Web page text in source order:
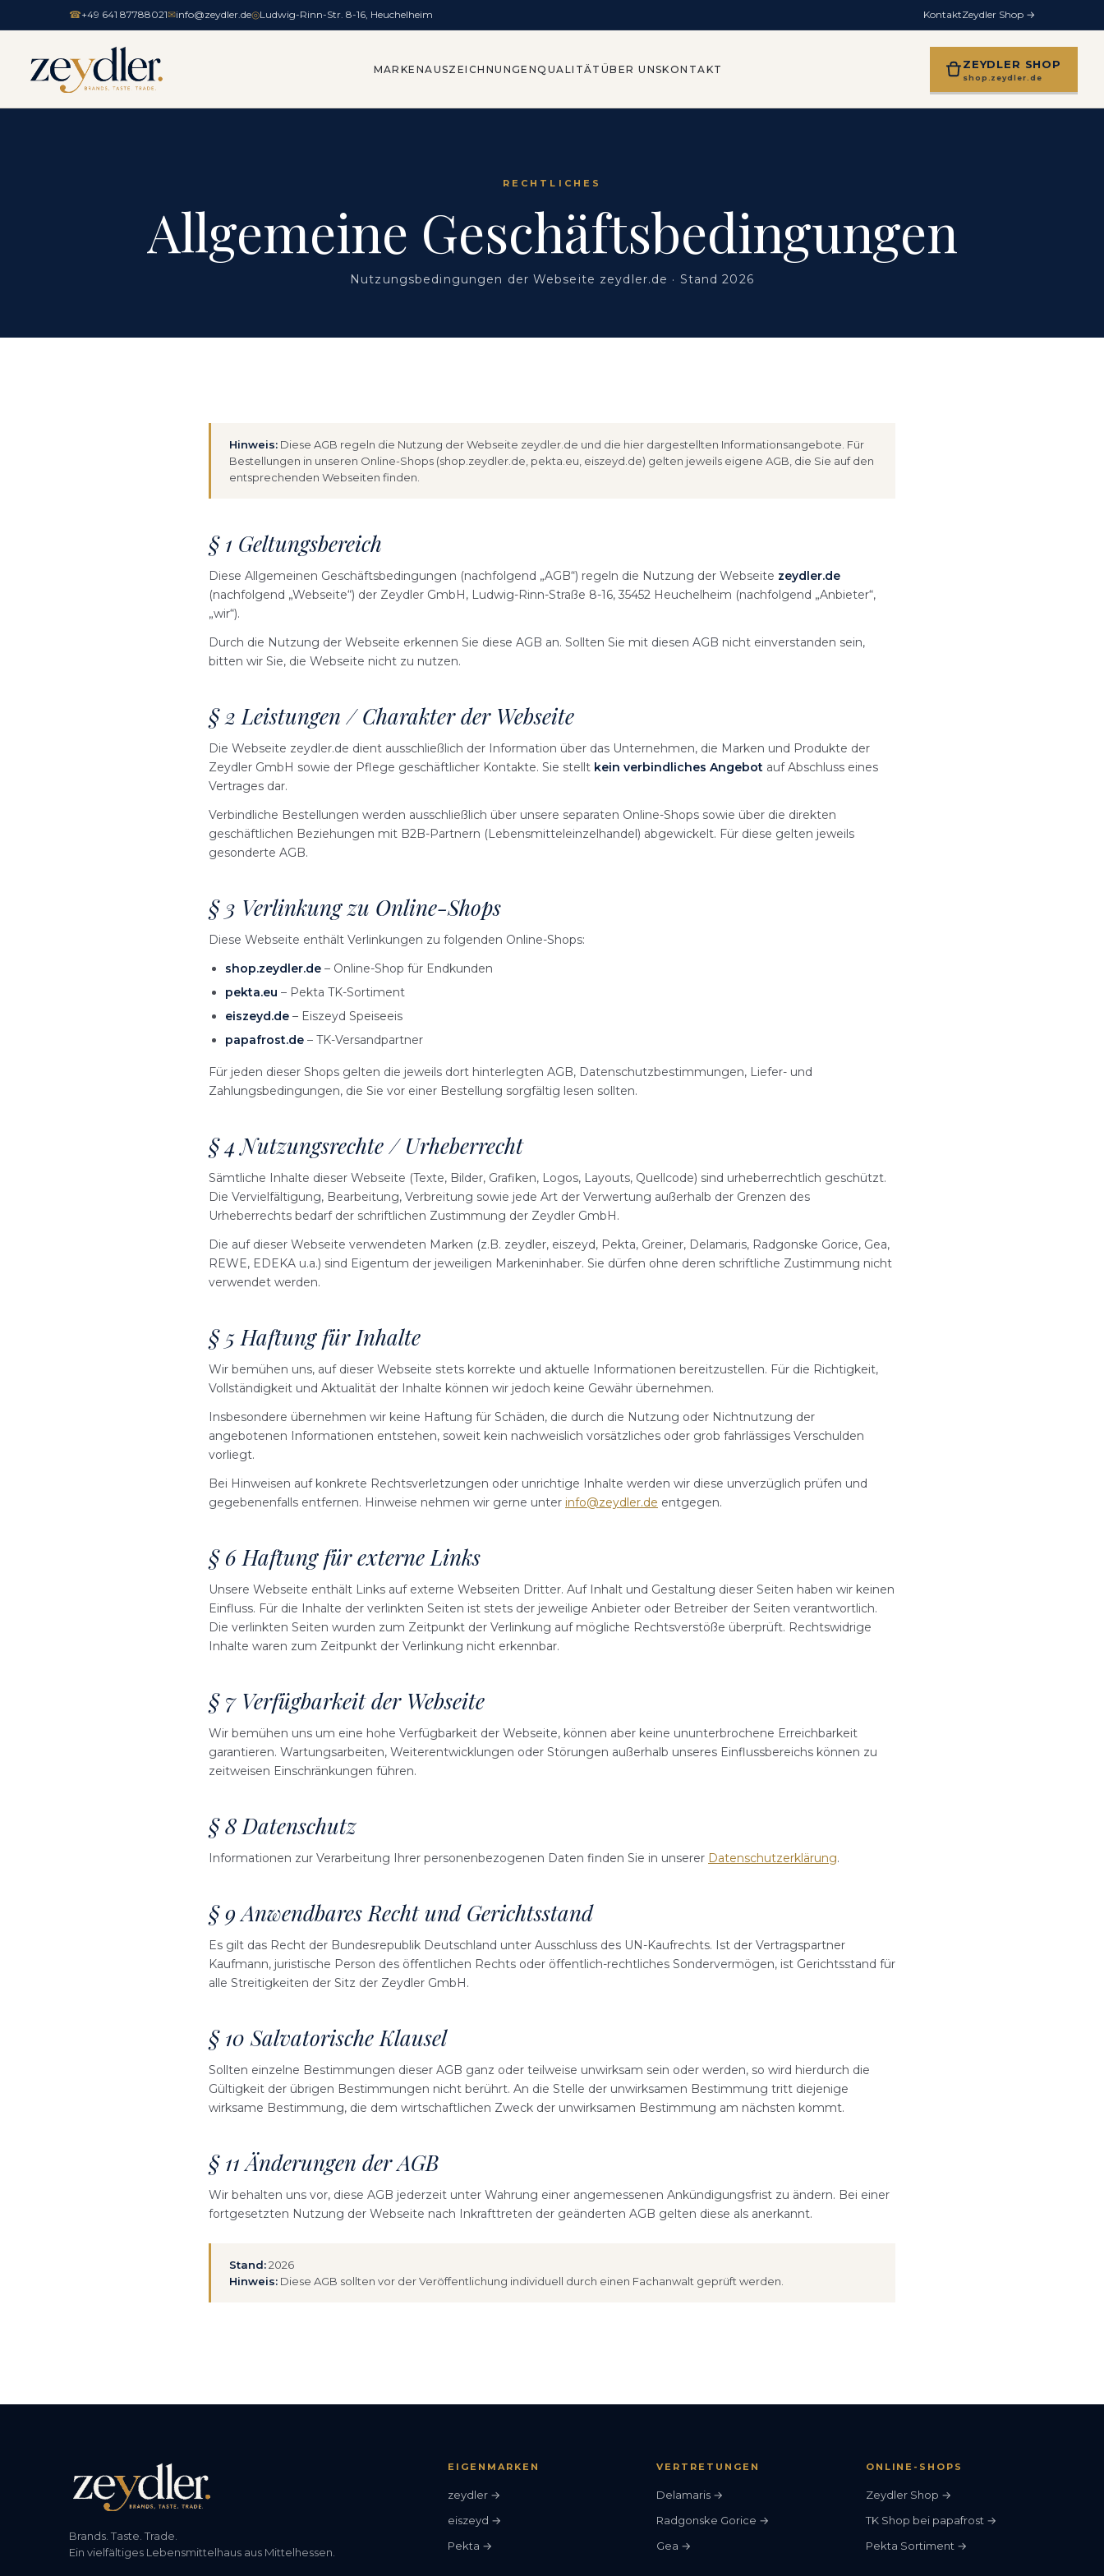
☎+49 641 87788021✉info@zeydler.de◎Ludwig-Rinn-Str. 8-16, Heuchelheim KontaktZeydler Shop →
MARKENAUSZEICHNUNGENQUALITÄT ÜBER UNSKONTAKT ZEYDLER SHOP
shop.zeydler.de
RECHTLICHES
Allgemeine Geschäftsbedingungen
Nutzungsbedingungen der Webseite zeydler.de · Stand 2026
Hinweis: Diese AGB regeln die Nutzung der Webseite zeydler.de und die hier dargestellten Informationsangebote. Für
Bestellungen in unseren Online-Shops (shop.zeydler.de, pekta.eu, eiszeyd.de) gelten jeweils eigene AGB, die Sie auf den
entsprechenden Webseiten finden.
§ 1 Geltungsbereich
Diese Allgemeinen Geschäftsbedingungen (nachfolgend „AGB“) regeln die Nutzung der Webseite zeydler.de
(nachfolgend „Webseite“) der Zeydler GmbH, Ludwig-Rinn-Straße 8-16, 35452 Heuchelheim (nachfolgend „Anbieter“,
„wir“).
Durch die Nutzung der Webseite erkennen Sie diese AGB an. Sollten Sie mit diesen AGB nicht einverstanden sein,
bitten wir Sie, die Webseite nicht zu nutzen.
§ 2 Leistungen / Charakter der Webseite
Die Webseite zeydler.de dient ausschließlich der Information über das Unternehmen, die Marken und Produkte der
Zeydler GmbH sowie der Pflege geschäftlicher Kontakte. Sie stellt kein verbindliches Angebot auf Abschluss eines
Vertrages dar.
Verbindliche Bestellungen werden ausschließlich über unsere separaten Online-Shops sowie über die direkten
geschäftlichen Beziehungen mit B2B-Partnern (Lebensmitteleinzelhandel) abgewickelt. Für diese gelten jeweils
gesonderte AGB.
§ 3 Verlinkung zu Online-Shops
Diese Webseite enthält Verlinkungen zu folgenden Online-Shops:
shop.zeydler.de – Online-Shop für Endkunden
pekta.eu – Pekta TK-Sortiment
eiszeyd.de – Eiszeyd Speiseeis
papafrost.de – TK-Versandpartner
Für jeden dieser Shops gelten die jeweils dort hinterlegten AGB, Datenschutzbestimmungen, Liefer- und
Zahlungsbedingungen, die Sie vor einer Bestellung sorgfältig lesen sollten.
§ 4 Nutzungsrechte / Urheberrecht
Sämtliche Inhalte dieser Webseite (Texte, Bilder, Grafiken, Logos, Layouts, Quellcode) sind urheberrechtlich geschützt.
Die Vervielfältigung, Bearbeitung, Verbreitung sowie jede Art der Verwertung außerhalb der Grenzen des
Urheberrechts bedarf der schriftlichen Zustimmung der Zeydler GmbH.
Die auf dieser Webseite verwendeten Marken (z.B. zeydler, eiszeyd, Pekta, Greiner, Delamaris, Radgonske Gorice, Gea,
REWE, EDEKA u.a.) sind Eigentum der jeweiligen Markeninhaber. Sie dürfen ohne deren schriftliche Zustimmung nicht
verwendet werden.
§ 5 Haftung für Inhalte
Wir bemühen uns, auf dieser Webseite stets korrekte und aktuelle Informationen bereitzustellen. Für die Richtigkeit,
Vollständigkeit und Aktualität der Inhalte können wir jedoch keine Gewähr übernehmen.
Insbesondere übernehmen wir keine Haftung für Schäden, die durch die Nutzung oder Nichtnutzung der
angebotenen Informationen entstehen, soweit kein nachweislich vorsätzliches oder grob fahrlässiges Verschulden
vorliegt.
Bei Hinweisen auf konkrete Rechtsverletzungen oder unrichtige Inhalte werden wir diese unverzüglich prüfen und
gegebenenfalls entfernen. Hinweise nehmen wir gerne unter info@zeydler.de entgegen.
§ 6 Haftung für externe Links
Unsere Webseite enthält Links auf externe Webseiten Dritter. Auf Inhalt und Gestaltung dieser Seiten haben wir keinen
Einfluss. Für die Inhalte der verlinkten Seiten ist stets der jeweilige Anbieter oder Betreiber der Seiten verantwortlich.
Die verlinkten Seiten wurden zum Zeitpunkt der Verlinkung auf mögliche Rechtsverstöße überprüft. Rechtswidrige
Inhalte waren zum Zeitpunkt der Verlinkung nicht erkennbar.
§ 7 Verfügbarkeit der Webseite
Wir bemühen uns um eine hohe Verfügbarkeit der Webseite, können aber keine ununterbrochene Erreichbarkeit
garantieren. Wartungsarbeiten, Weiterentwicklungen oder Störungen außerhalb unseres Einflussbereichs können zu
zeitweisen Einschränkungen führen.
§ 8 Datenschutz
Informationen zur Verarbeitung Ihrer personenbezogenen Daten finden Sie in unserer Datenschutzerklärung.
§ 9 Anwendbares Recht und Gerichtsstand
Es gilt das Recht der Bundesrepublik Deutschland unter Ausschluss des UN-Kaufrechts. Ist der Vertragspartner
Kaufmann, juristische Person des öffentlichen Rechts oder öffentlich-rechtliches Sondervermögen, ist Gerichtsstand für
alle Streitigkeiten der Sitz der Zeydler GmbH.
§ 10 Salvatorische Klausel
Sollten einzelne Bestimmungen dieser AGB ganz oder teilweise unwirksam sein oder werden, so wird hierdurch die
Gültigkeit der übrigen Bestimmungen nicht berührt. An die Stelle der unwirksamen Bestimmung tritt diejenige
wirksame Bestimmung, die dem wirtschaftlichen Zweck der unwirksamen Bestimmung am nächsten kommt.
§ 11 Änderungen der AGB
Wir behalten uns vor, diese AGB jederzeit unter Wahrung einer angemessenen Ankündigungsfrist zu ändern. Bei einer
fortgesetzten Nutzung der Webseite nach Inkrafttreten der geänderten AGB gelten diese als anerkannt.
Stand:2026
Hinweis: Diese AGB sollten vor der Veröffentlichung individuell durch einen Fachanwalt geprüft werden.
Brands. Taste. Trade.
Ein vielfältiges Lebensmittelhaus aus Mittelhessen.
EIGENMARKEN
zeydler →
eiszeyd →
Pekta →
VERTRETUNGEN
Delamaris →
Radgonske Gorice →
Gea →
ONLINE-SHOPS
Zeydler Shop →
TK Shop bei papafrost →
Pekta Sortiment →